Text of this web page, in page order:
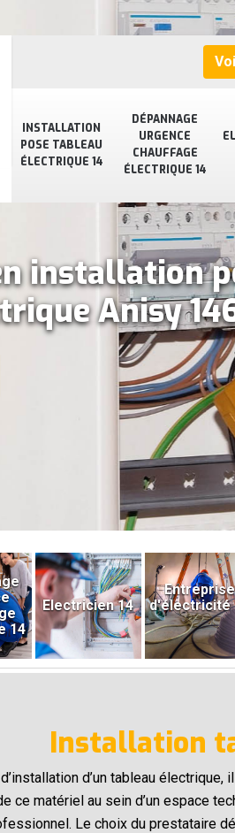
INSTALLATION
POSE TABLEAU
ÉLECTRIQUE 14
DÉPANNAGE
URGENCE
CHAUFFAGE
ÉLECTRIQUE 14
installation
Anisy
14
Electricien 14
Entreprise
d'électricité
Installation
d’un tableau
ce matériel au sein d’un espace
Le choix du prestataire